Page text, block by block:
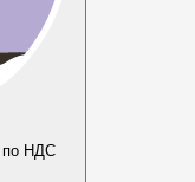
по НДС